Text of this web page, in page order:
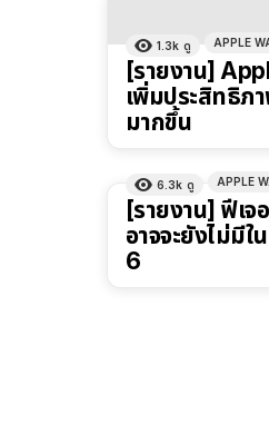
1.3k ดู APPLE
[รายงาน]
เพิ่มประสิทธิภ
มากขึ้น
6.3k ดู APPLE
[รายงาน] ฟีเ
อาจจะยังไม่มี
6